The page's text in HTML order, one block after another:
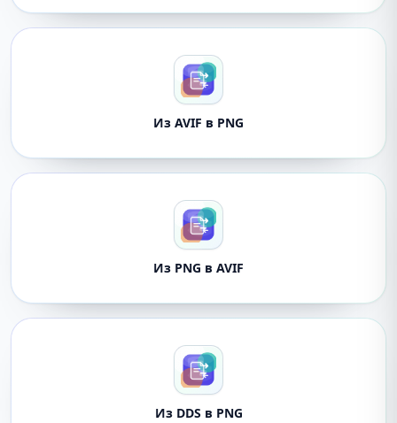
Из AVIF в PNG
Из PNG в AVIF
Из DDS в PNG